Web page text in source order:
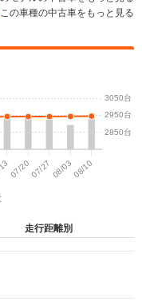
この車種の中古車をもっと見る
走行距離別